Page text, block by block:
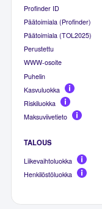
Profinder ID
Päätoimiala (Profinder)
Päätoimiala (TOL2025)
Perustettu
WWW-osoite
Puhelin
Kasvuluokka
Riskiluokka
Maksuviivetieto
TALOUS
Liikevaihtoluokka
Henkilöstöluokka